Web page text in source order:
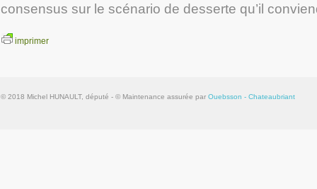
consensus sur le scénario de desserte qu’il
imprimer
© 2018 Michel HUNAULT, député - © Maintenance assurée par Ouebsson - Chateaubriant